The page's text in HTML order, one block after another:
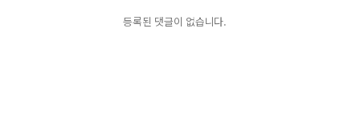
등록된 댓글이 없습니다.